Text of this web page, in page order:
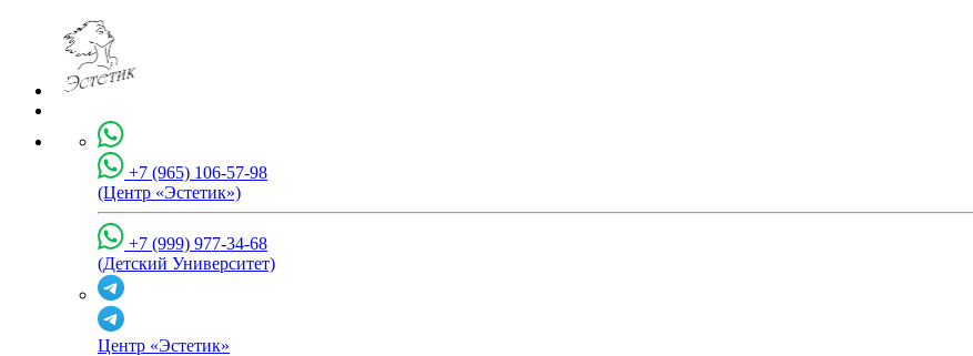
+7 (965) 106-57-98
(Центр «Эстетик»)
+7 (999) 977-34-68
(Детский Университет)
Центр «Эстетик»